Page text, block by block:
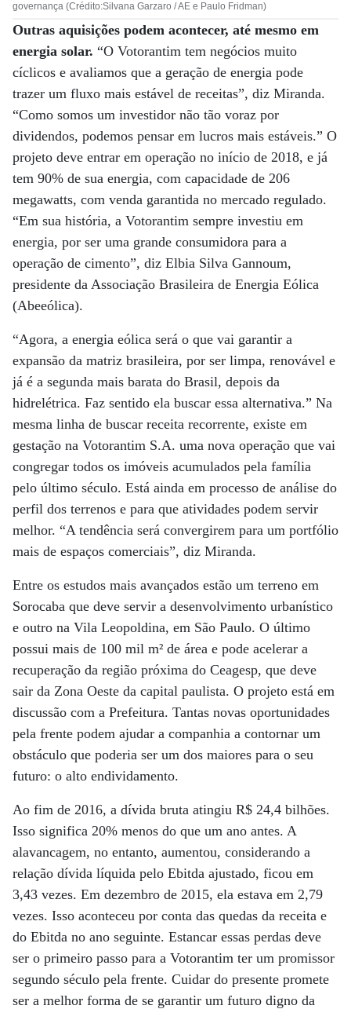
governança (Crédito:Silvana Garzaro / AE e Paulo Fridman)
Outras aquisições podem acontecer, até mesmo em
energia solar. “O Votorantim tem negócios muito
cíclicos e avaliamos que a geração de energia pode
trazer um fluxo mais estável de receitas”, diz Miranda.
“Como somos um investidor não tão voraz por
dividendos, podemos pensar em lucros mais estáveis.” O
projeto deve entrar em operação no início de 2018, e já
tem 90% de sua energia, com capacidade de 206
megawatts, com venda garantida no mercado regulado.
“Em sua história, a Votorantim sempre investiu em
energia, por ser uma grande consumidora para a
operação de cimento”, diz Elbia Silva Gannoum,
presidente da Associação Brasileira de Energia Eólica
(Abeeólica).
“Agora, a energia eólica será o que vai garantir a
expansão da matriz brasileira, por ser limpa, renovável e
já é a segunda mais barata do Brasil, depois da
hidrelétrica. Faz sentido ela buscar essa alternativa.” Na
mesma linha de buscar receita recorrente, existe em
gestação na Votorantim S.A. uma nova operação que vai
congregar todos os imóveis acumulados pela família
pelo último século. Está ainda em processo de análise do
perfil dos terrenos e para que atividades podem servir
melhor. “A tendência será convergirem para um portfólio
mais de espaços comerciais”, diz Miranda.
Entre os estudos mais avançados estão um terreno em
Sorocaba que deve servir a desenvolvimento urbanístico
e outro na Vila Leopoldina, em São Paulo. O último
possui mais de 100 mil m² de área e pode acelerar a
recuperação da região próxima do Ceagesp, que deve
sair da Zona Oeste da capital paulista. O projeto está em
discussão com a Prefeitura. Tantas novas oportunidades
pela frente podem ajudar a companhia a contornar um
obstáculo que poderia ser um dos maiores para o seu
futuro: o alto endividamento.
Ao fim de 2016, a dívida bruta atingiu R$ 24,4 bilhões.
Isso significa 20% menos do que um ano antes. A
alavancagem, no entanto, aumentou, considerando a
relação dívida líquida pelo Ebitda ajustado, ficou em
3,43 vezes. Em dezembro de 2015, ela estava em 2,79
vezes. Isso aconteceu por conta das quedas da receita e
do Ebitda no ano seguinte. Estancar essas perdas deve
ser o primeiro passo para a Votorantim ter um promissor
segundo século pela frente. Cuidar do presente promete
ser a melhor forma de se garantir um futuro digno da